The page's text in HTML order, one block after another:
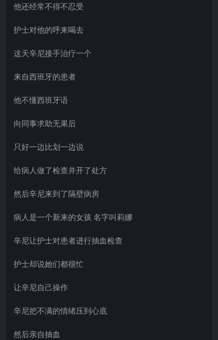
他还经常不得不忍受
护士对他的呼来喝去
这天辛尼接手治疗一个
来自西班牙的患者
他不懂西班牙语
向同事求助无果后
只好一边比划一边说
给病人做了检查并开了处方
然后辛尼来到了隔壁病房
病人是一个新来的女孩 名字叫莉娜
辛尼让护士对患者进行抽血检查
护士却说她们都很忙
让辛尼自己操作
辛尼把不满的情绪压到心底
然后亲自抽血